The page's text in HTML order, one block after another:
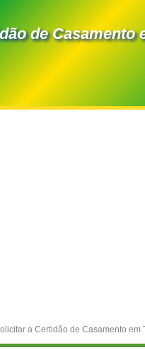
de Casamento
a Certidão de Casamento em